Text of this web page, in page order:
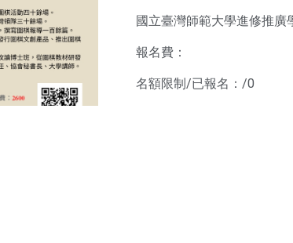
國立臺灣師範大學進修推廣
報名費：
名額限制/已報名：/0